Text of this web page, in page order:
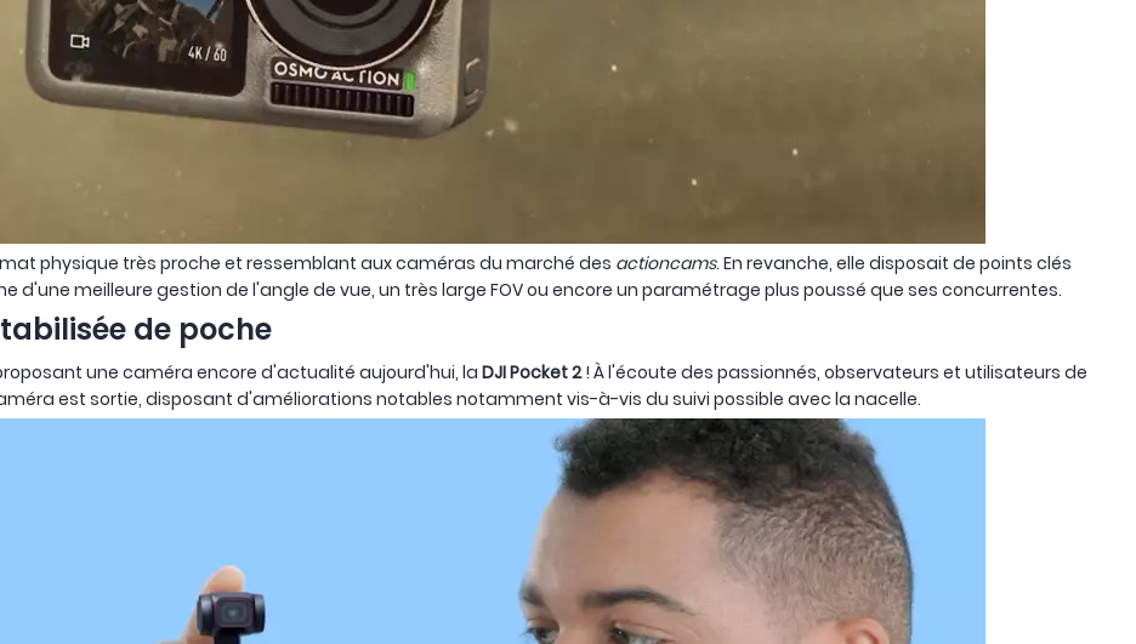
physique très proche et ressemblant aux caméras du marché des actioncams. En revanche, elle disposait de points clés
d'une meilleure gestion de l'angle de vue, un très large FOV ou encore un paramétrage plus poussé que ses concurrentes.
de poche
une caméra encore d'actualité aujourd'hui, la DJI Pocket 2! À l'écoute des passionnés, observateurs et utilisateurs de
est sortie, disposant d'améliorations notables notamment vis-à-vis du suivi possible avec la nacelle.